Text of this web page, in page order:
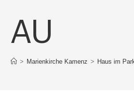
U
> Marienkirche Kamenz > Haus im